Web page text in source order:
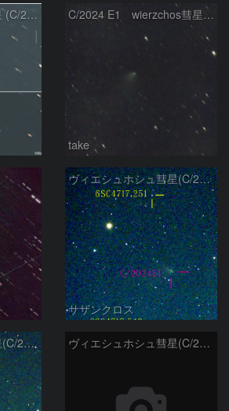
フィエチジョシュ彗星 (C/2024E1)：2026/04/02 C/2024 E1 wierzchos彗星（3/22）
take
ヴィエシュホシュ彗星(C/2024E1) 3月14日Seestar50
サザンクロス
ヴィエシュホシュ彗星(C/2024E1) 3月11日Seestar50 ヴィエシュホシュ彗星(C/2024E1) 3月‎5日Seestar50